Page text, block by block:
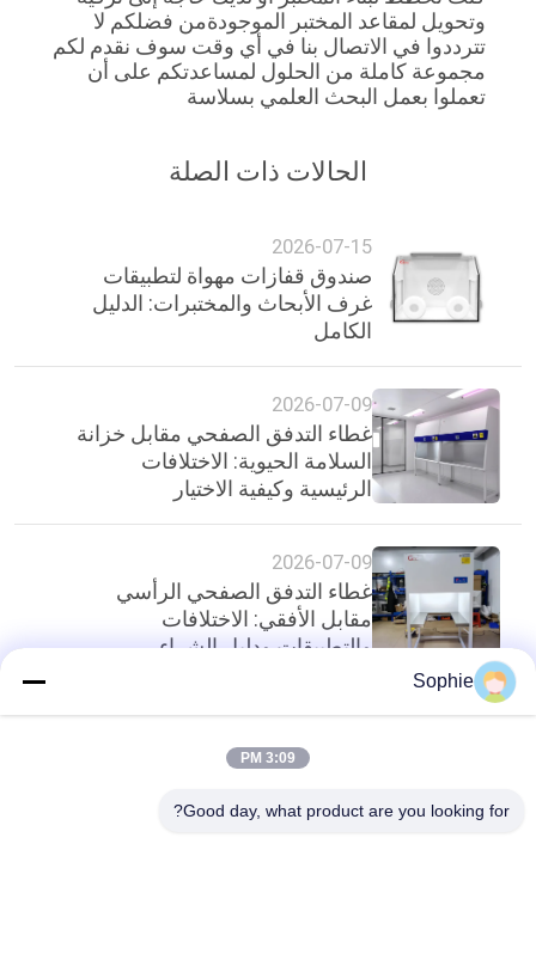
تعملوا بعمل البحث العلمي بسلاسة
الحالات ذات الصلة
2026-07-15
صندوق قفازات مهواة لتطبيقات
غرف الأبحاث والمختبرات: الدليل
الكامل
2026-07-09
غطاء التدفق الصفحي مقابل خزانة
السلامة الحيوية: الاختلافات
الرئيسية وكيفية الاختيار
2026-07-09
غطاء التدفق الصفحي الرأسي
مقابل الأفقي: الاختلافات
والتطبيقات ودليل الشراء
أعلى
Sophie
3:09 PM
Good day, what product are you looking for?